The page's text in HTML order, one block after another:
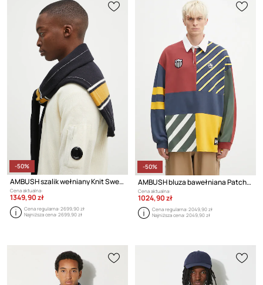
-50%
AMBUSH szalik wełniany Knit Sweater Scarf
Cena aktualna:
1349,90 zł
Cena regularna:2699,90 zł
Najniższa cena:2699,90 zł
-50%
AMBUSH bluza bawełniana Patchwork Rugby Shirt
Cena aktualna:
1024,90 zł
Cena regularna:2049,90 zł
Najniższa cena:2049,90 zł